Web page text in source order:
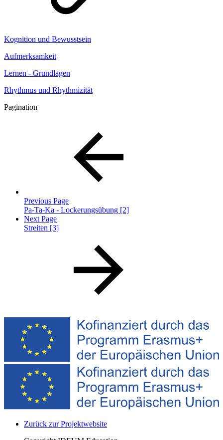
Kognition und Bewusstsein
Aufmerksamkeit
Lernen - Grundlagen
Rhythmus und Rhythmizität
Pagination
Previous Page
Pa-Ta-Ka - Lockerungsübung [2]
Next Page
Streiten [3]
Zurück zur Projektwebsite